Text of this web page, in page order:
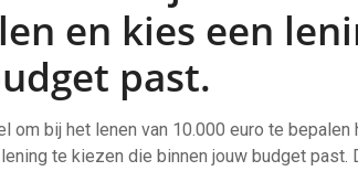
en kies een
past.
om bij het lenen van 10.000 euro te
te kiezen die binnen jouw budget